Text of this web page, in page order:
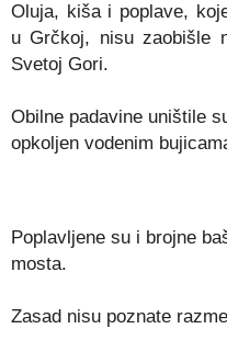
Oluja, kiša i poplave,
u Grčkoj, nisu zaobišle
Svetoj Gori.
Obilne padavine uništile
opkoljen vodenim
Poplavljene su i brojne
mosta.
Zasad nisu poznate